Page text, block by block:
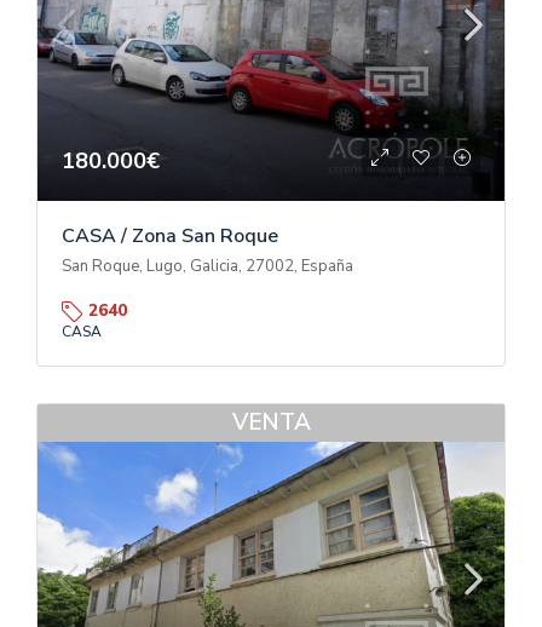
180.000€
CASA / Zona San Roque
San Roque, Lugo, Galicia, 27002, España
2640
CASA
VENTA